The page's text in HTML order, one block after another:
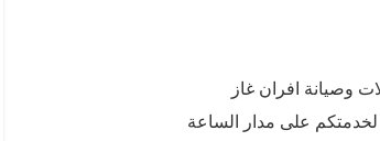
وصيانة افران غاز
على مدار الساعة